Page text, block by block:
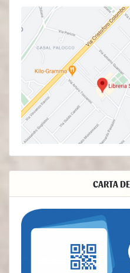
rispondere a richieste o
diritti ed interessi (o quelli
individuare eventuali
per le seguenti finalità:
Gestione dei tag, Accesso
Visualizzazione di
- Diritti dell’Utente
Gli Utenti possono
riferimento ai Dati trattati
In particolare, l’Utente ha il
revocare il consenso in ogni
opporsi al trattamento dei
al trattamento dei propri
base giuridica diversa dal
diritto di opposizione sono
accedere ai propri Dati.
informazioni sui Dati
aspetti del trattamento ed a
CARTA